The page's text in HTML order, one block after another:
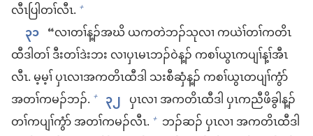
လီၤပြါ​တၢ်​လီၤ. +
၃၁ “လၢ​တၢ်​န့ၣ်​အ​ဃိ ယ​က​တဲ​ဘၣ်​သု​လၢ က​ယဲၢ်​တၢ်​က​တိၤ​
ထီ​ဒါ​တၢ် ဒီး​တၢ်​ဒဲး​ဘး လၢ​ပှၤ​မၤ​ဘၣ်​ဝဲ​န့ၣ်​ ကစၢ်​ယွၤ​က​ပျၢ်​န့ၢ်​အီၤ​
လီၤ. မ့​မ့ၢ် ပှၤ​လၢ​အ​က​တိၤ​ထီ​ဒါ သး​စီ​ဆှံ​န့ၣ်​ က​စၢ်​ယွၤ​တ​ပျၢ်​ကွံာ်
အ​တၢ်​က​မၣ်​ဘၣ်. + ၃၂ ပှၤ​လၢ အ​က​တိၤ​ထီ​ဒါ ပှၤ​က​ညီ​ဖိ​ခွါ​န့ၣ်​
တၢ်​က​ပျၢ်​ကွံာ် အ​တၢ်​က​မၣ်​လီၤ. + ​ဘၣ်​ဆၣ်​ ပှၤ​လၢ အ​က​တိၤ​ထီ​ဒါ